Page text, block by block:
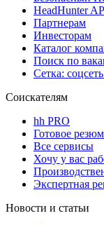
HeadHunter
Партнерам
Инвесторам
Каталог
Поиск по
Сетка:
Соискателям
hh PRO
Готовое
Все сервисы
Хочу у вас
Экспертная
Новости и статьи